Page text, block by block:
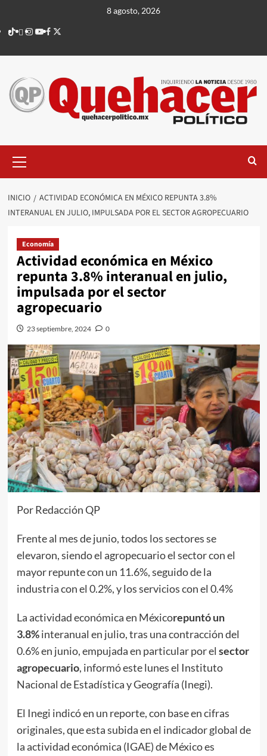
contenido
8 agosto, 2026
TikTok
threads
Instagram
Youtube
Facebook
X
principal
INICIO
ACTIVIDAD ECONÓMICA EN MÉXICO REPUNTA 3.8%
INTERANUAL EN JULIO, IMPULSADA POR EL SECTOR AGROPECUARIO
Economía
Actividad económica en México
repunta 3.8% interanual en julio,
impulsada por el sector
agropecuario
23 septiembre, 2024 0
Por Redacción QP
Frente al mes de junio, todos los sectores se
elevaron, siendo el agropecuario el sector con el
mayor repunte con un 11.6%, seguido de la
industria con el 0.2%, y los servicios con el 0.4%
La actividad económica en Méxicorepuntó un
3.8%interanual en julio, tras una contracción del
0.6% en junio, empujada en particular por el sector
agropecuario, informó este lunes el Instituto
Nacional de Estadística y Geografía (Inegi).
El Inegi indicó en un reporte, con base en cifras
originales, que esta subida en el indicador global de
la actividad económica (IGAE) de México es